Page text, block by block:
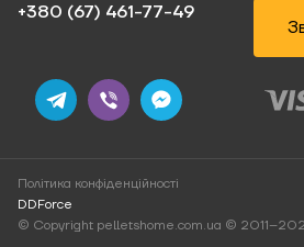
Вхід Порівняти (0) Закладки (0)
+380 (67) 461-77-49‬
© Copyright pelletshome.com.ua ©
Політика конфіденційності
DDForce